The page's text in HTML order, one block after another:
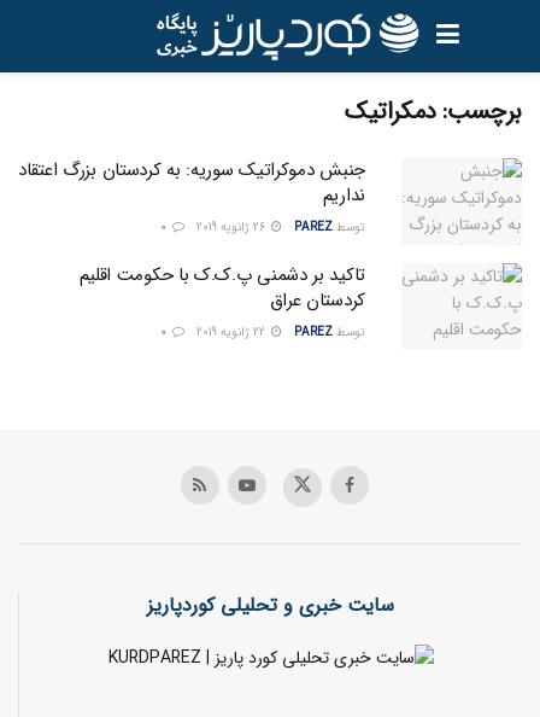
برچسب:دمکراتیک
جنبش دموکراتیک سوریه: به کردستان بزرگ اعتقاد
نداریم
توسط PAREZ
تاکید بر دشمنی پ.ک.ک با حکومت اقلیم
کردستان عراق
توسط PAREZ
سایت خبری و تحلیلی کوردپاریز